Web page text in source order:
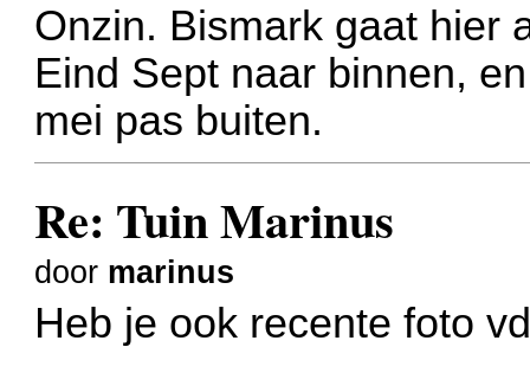
Onzin. Bismark gaat hier
Eind Sept naar binnen,
mei pas buiten.
Re: Tuin Marinus
door marinus
Heb je ook recente foto